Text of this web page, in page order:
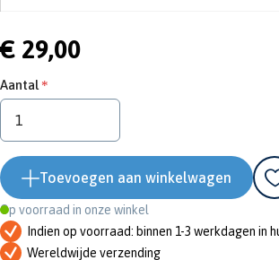
€ 29,00
Aantal
Toevoegen aan winkelwagen
Op voorraad in onze winkel
Indien op voorraad: binnen 1-3 werkdagen in
Wereldwijde verzending